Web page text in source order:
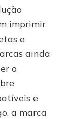
imprimir
e
ainda
o
e
a marca